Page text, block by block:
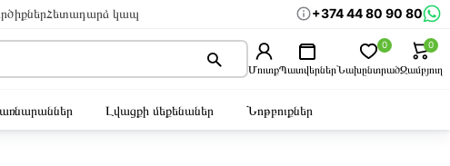
Հետադարձ կապ +374 44 80 90 80
ՄուտքՊատվերներՆախընտրած
0
Զամբյուղ
0
Լվացքի մեքենաներ Նոթբուքներ